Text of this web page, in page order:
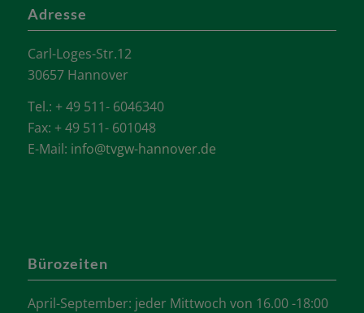
Adresse
Carl-Loges-Str.12
30657 Hannover
Tel.: + 49 511- 6046340
Fax: + 49 511- 601048
E-Mail: info@tvgw-hannover.de
Bürozeiten
April-September: jeder Mittwoch von 16.00 -18:00